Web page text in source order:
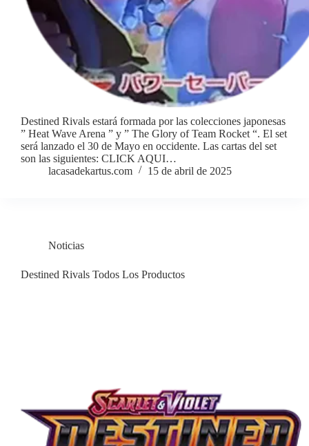
Destined Rivals estará formada por las colecciones japonesas
” Heat Wave Arena ” y ” The Glory of Team Rocket “. El set
será lanzado el 30 de Mayo en occidente. Las cartas del set
son las siguientes: CLICK AQUI…
lacasadekartus.com
15 de abril de 2025
Noticias
Destined Rivals Todos Los Productos